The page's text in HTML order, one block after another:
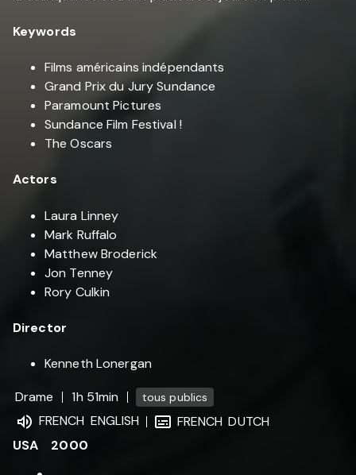
Keywords
Films américains indépendants
Grand Prix du Jury Sundance
Paramount Pictures
Sundance Film Festival !
The Oscars
Actors
Laura Linney
Mark Ruffalo
Matthew Broderick
Jon Tenney
Rory Culkin
Director
Kenneth Lonergan
Drame
1h 51min tous publics
FRENCH ENGLISH FRENCH DUTCH
USA
2000